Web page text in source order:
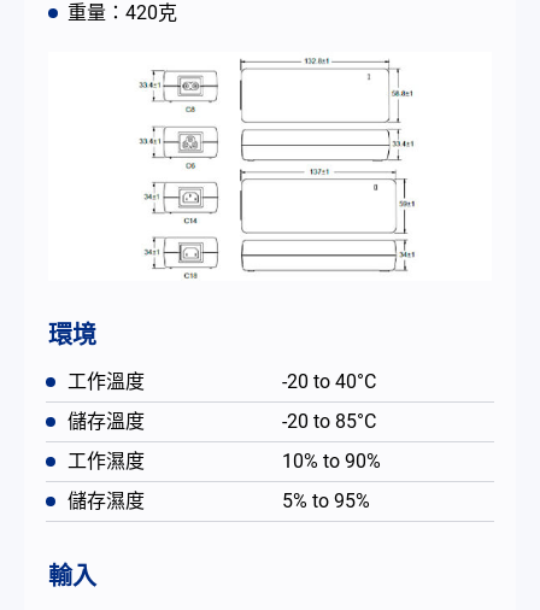
重量：420克
環境
工作溫度
-20 to 40°C
儲存溫度
-20 to 85°C
工作濕度
10% to 90%
儲存濕度
5% to 95%
輸入